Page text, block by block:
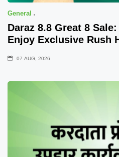
General
Daraz 8.8 Great 8
Enjoy Exclusive Rush
07 AUG, 2026